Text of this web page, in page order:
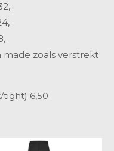
zoals verstrekt
tight) 6,50